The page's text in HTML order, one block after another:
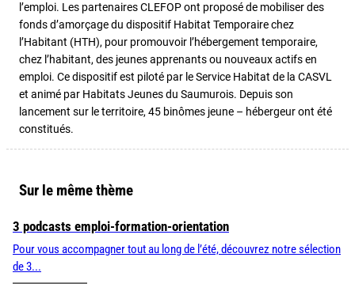
l’emploi. Les partenaires CLEFOP ont proposé de mobiliser des
fonds d’amorçage du dispositif Habitat Temporaire chez
l’Habitant (HTH), pour promouvoir l’hébergement temporaire,
chez l’habitant, des jeunes apprenants ou nouveaux actifs en
emploi. Ce dispositif est piloté par le Service Habitat de la CASVL
et animé par Habitats Jeunes du Saumurois. Depuis son
lancement sur le territoire, 45 binômes jeune – hébergeur ont été
constitués.
Sur le même thème
3 podcasts emploi-formation-orientation
Pour vous accompagner tout au long de l’été, découvrez notre sélection
de 3...